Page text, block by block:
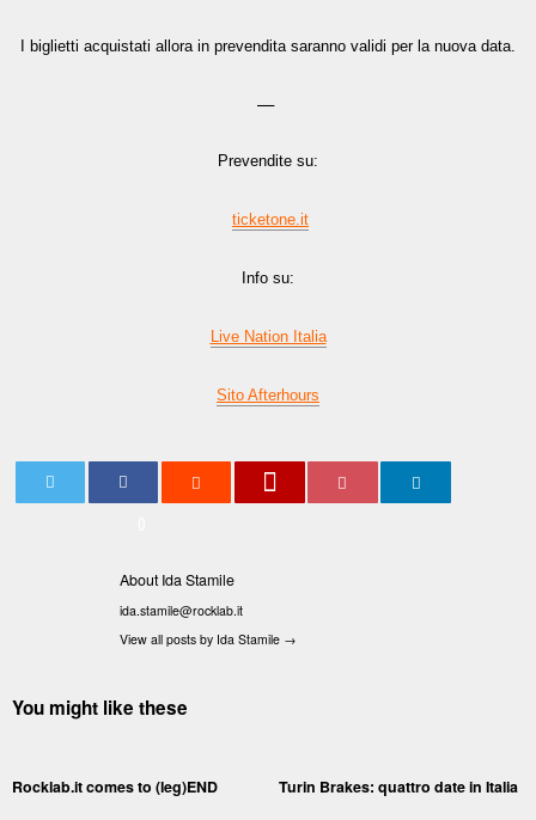
I biglietti acquistati allora in prevendita saranno validi per la nuova data.
—
Prevendite su:
ticketone.it
Info su:
Live Nation Italia
Sito Afterhours
About Ida Stamile
ida.stamile@rocklab.it
View all posts by Ida Stamile →
You might like these
Rocklab.it comes to (leg)END Turin Brakes: quattro date in Italia